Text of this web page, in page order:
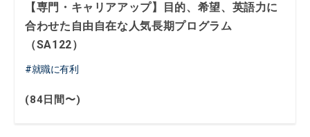
【専門・キャリアアップ】目的、希望、英語力に
合わせた自由自在な人気長期プログラム
（SA122）
就職に有利
(84日間〜)